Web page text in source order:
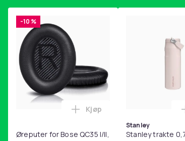
-10 %
Øreputer for Bose QC35 I/II,
Legg Øreputer for Bose
Kjøp
Stanley
Stanley trakte